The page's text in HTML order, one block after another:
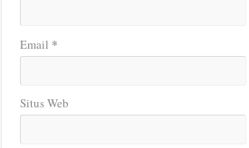
Email *
Situs Web